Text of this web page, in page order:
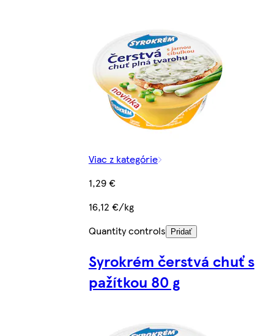
Viac z kategórie
1,29 €
16,12 €/kg
Quantity controls
Pridať
Syrokrém čerstvá chuť s
pažítkou 80 g